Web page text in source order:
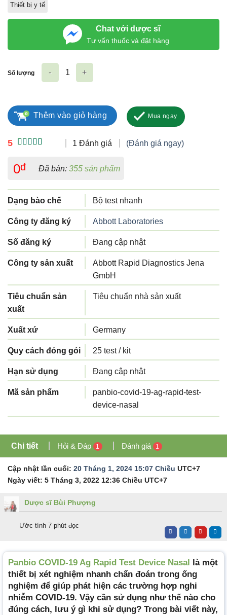
Thiết bị y tế
Chat với dược sĩ
Tư vấn thuốc và đặt hàng
5
dựa trên
đánh giá
1 Đánh giá (Đánh giá ngay)
0đ Đã bán: 355 sản phẩm
Dạng bào chế Bộ test nhanh
Công ty đăng ký Abbott Laboratories
Số đăng ký Đang cập nhật
Công ty sản xuất
Abbott Rapid Diagnostics Jena
GmbH
Tiêu chuẩn sản
xuất
Tiêu chuẩn nhà sản xuất
Xuất xứ Germany
Quy cách đóng gói 25 test / kit
Hạn sử dụng Đang cập nhật
Mã sản phẩm
panbio-covid-19-ag-rapid-test-
device-nasal
Số lượng
Thêm vào giỏ hàng Mua ngay
Chi tiết Hỏi & Đáp 1 Đánh giá 1
Cập nhật lần cuối: 20 Tháng 1, 2024 15:07 Chiều UTC+7
Ngày viết: 5 Tháng 3, 2022 12:36 Chiều UTC+7
Dược sĩ Bùi Phượng
Ước tính 7 phút đọc
Panbio COVID-19 Ag Rapid Test Device Nasal là một
thiết bị xét nghiệm nhanh chẩn đoán trong ống
nghiệm để giúp phát hiện các trường hợp nghi
nhiễm COVID-19. Vậy cần sử dụng như thế nào cho
đúng cách, lưu ý gì khi sử dụng? Trong bài viết này,